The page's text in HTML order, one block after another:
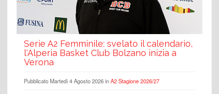
Serie A2 Femminile: svelato il calendario,
l'Alperia Basket Club Bolzano inizia a
Verona
Pubblicato Martedì 4 Agosto 2026 inA2 Stagione 2026/27